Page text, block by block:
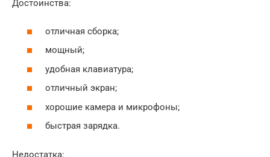
Достоинства:
отличная сборка;
мощный;
удобная клавиатура;
отличный экран;
хорошие камера и микрофоны;
быстрая зарядка.
Недостатка: